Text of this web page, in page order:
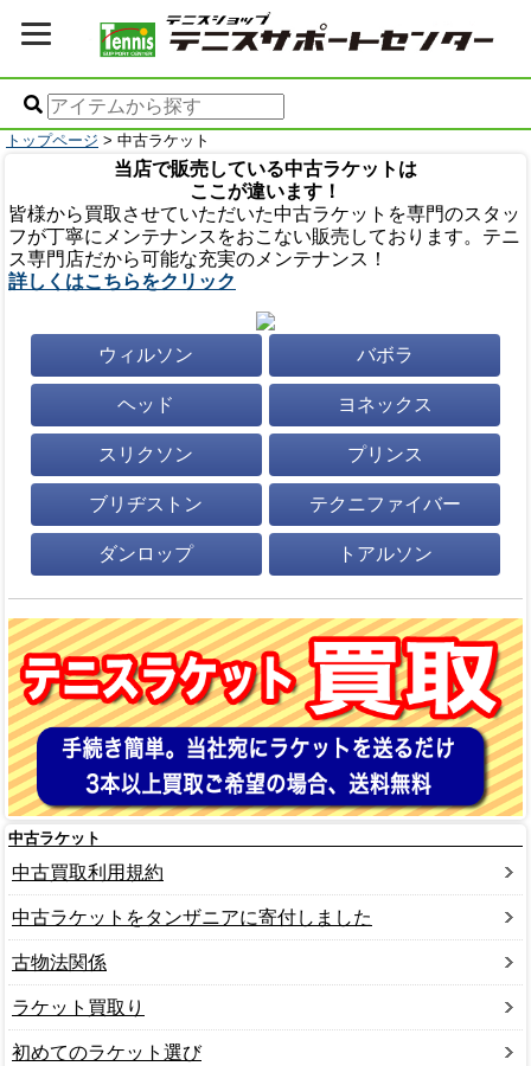
トップページ > 中古ラケット
当店で販売している中古ラケットは
ここが違います！
皆様から買取させていただいた中古ラケットを専門のスタッ
フが丁寧にメンテナンスをおこない販売しております。テニ
ス専門店だから可能な充実のメンテナンス！
詳しくはこちらをクリック
ウィルソン バボラ
ヘッド ヨネックス
スリクソン プリンス
ブリヂストン テクニファイバー
ダンロップ トアルソン
中古ラケット
中古買取利用規約
中古ラケットをタンザニアに寄付しました
古物法関係
ラケット買取り
初めてのラケット選び